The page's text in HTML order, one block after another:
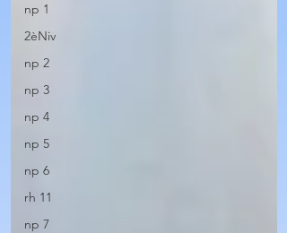
np 1
2èNiv
np 2
np 3
np 4
np 5
np 6
rh 11
np 7